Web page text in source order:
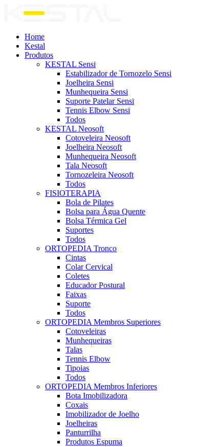
Home
Kestal
Produtos
KESTAL Sensi
Estabilizador de Tornozelo Sensi
Joelheira Sensi
Munhequeira Sensi
Suporte Patelar Sensi
Tennis Elbow Sensi
Todos
KESTAL Neosoft
Cotoveleira Neosoft
Joelheira Neosoft
Munhequeira Neosoft
Tala Neosoft
Tornozeleira Neosoft
Todos
FISIOTERAPIA
Bola de Pilates
Bolsa para Água Quente
Bolsa Térmica Gel
Suportes
Todos
ORTOPEDIA Tronco
Cintas
Colar Cervical
Coletes
Educador Postural
Faixas
Suporte
Todos
ORTOPEDIA Membros Superiores
Cotoveleiras
Munhequeiras
Talas
Tennis Elbow
Tipoias
Todos
ORTOPEDIA Membros Inferiores
Bota Imobilizadora
Coxais
Imobilizador de Joelho
Joelheiras
Panturrilha
Produtos Espuma